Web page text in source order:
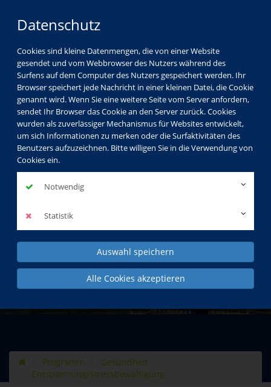
Datenschutz
Cookies sind kleine Datenmengen, die von einer Website
gesendet und vom Webbrowser des Nutzers während des
Surfens auf dem Computer des Nutzers gespeichert werden. Ihr
Browser speichert jede Nachricht in einer kleinen Datei, die Cookie
genannt wird. Wenn Sie eine weitere Seite vom Server anfordern,
sendet Ihr Browser das Cookie an den Server zurück. Cookies
wurden als zuverlässiger Mechanismus für Websites entwickelt,
um sich Informationen zu merken oder die Surfaktivitäten des
Benutzers aufzuzeichnen. Bitte willigen Sie in die Verwendung von
Cookies ein.
Notwendig
Statistik
Auswahl speichern
Alle Cookies akzeptieren
Gesellschaft Kultur
Gesundheit
Sprachen
Beruf & EDV
Kids & Teens
KVHS Spezial
Programm
Gesundheit
Entspannung/Stressbewältigung